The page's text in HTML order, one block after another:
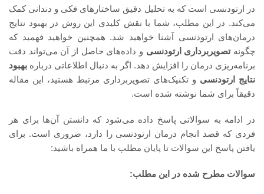
در ارتودنسی است که به تحلیل دقیق ساختارهای فکی و دندانی کمک
می‌کند. در این مطلب، شما با نقش کلیدی این روش در بهبود نتایج
درمان‌های ارتودنسی آشنا خواهید شد. همچنین خواهید فهمید که
چگونهتصویربرداری ارتودنسی و داده‌های حاصل از آن می‌تواند دقت
برنامه‌ریزی درمان را افزایش دهد. اگر به دنبال اطلاعاتی درباره بهبود
نتایج ارتودنسی و تکنیک‌های تصویربرداری مرتبط هستید، این مقاله
دقیقاً برای شما نوشته شده است.
در ادامه به سوالاتی پاسخ داده می‌شود که دانستن آن‌ها برای هر
فردی که قصد انجام درمان ارتودنسی را دارد، ضروری است. برای
یافتن پاسخ این سوالات تا پایان مطلب با ما همراه باشید:
سوالات مطرح شده در این مطلب: